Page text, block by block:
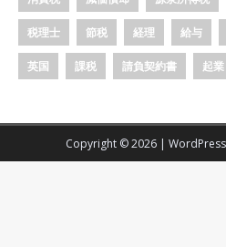
税理士 節税 経理 給与
英国 課税 請負契約書 起業
Copyright © 2026 |